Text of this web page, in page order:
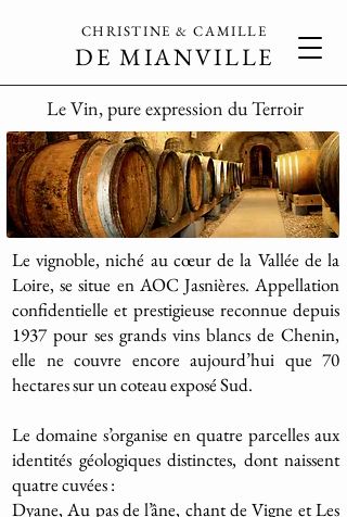
DE MIANVILLE
CHRISTINE & CAMILLE
Le Vin, pure expression du Terroir
Le vignoble, niché au cœur de la Vallée de la
Loire, se situe en AOC Jasnières. Appellation
confidentielle et prestigieuse reconnue depuis
1937 pour ses grands vins blancs de Chenin,
elle ne couvre encore aujourd’hui que 70
hectares sur un coteau exposé Sud.
Le domaine s’organise en quatre parcelles aux
identités géologiques distinctes, dont naissent
quatre cuvées :
Dyane, Au pas de l’âne, chant de Vigne et Les